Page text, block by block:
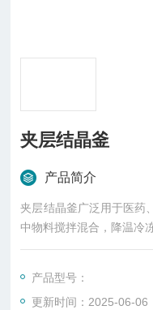
夹层结晶釜
产品简介
夹层结晶釜广泛用于医药
中物料搅拌混合，降温冷
产品型号：
更新时间：2025-06-06